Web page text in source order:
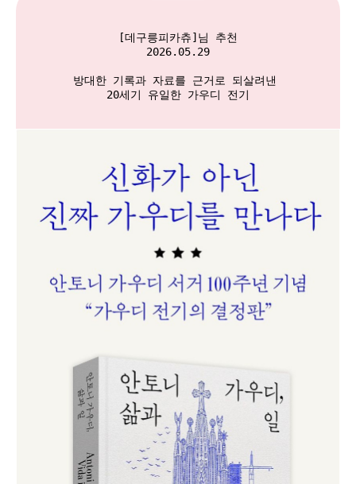
[데구릉피카츄]님 추천
2026.05.29
방대한 기록과 자료를 근거로 되살려낸
20세기 유일한 가우디 전기